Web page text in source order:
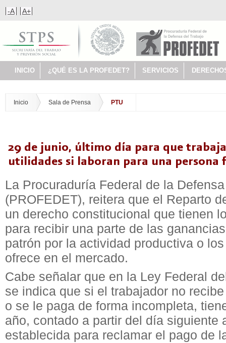
-A A+
INICIO ¿QUÉ ES LA PROFEDET? SERVICIOS
Inicio Sala de Prensa PTU
29 de junio, último día para que
utilidades si laboran para una
La Procuraduría Federal de la
(PROFEDET), reitera que el Reparto
un derecho constitucional que tienen
para recibir una parte de las
patrón por la actividad productiva o
ofrece en el mercado.
Cabe señalar que en la Ley Federal
se indica que si el trabajador no
o se le paga de forma incompleta,
año, contado a partir del día siguiente
establecida para reclamar el pago de